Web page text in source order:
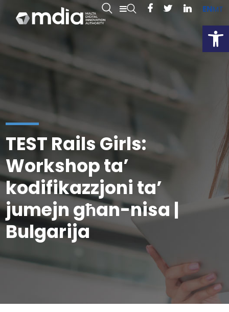
ENMT
TEST Rails Girls:
Workshop ta’
kodifikazzjoni ta’
jumejn għan-nisa |
Bulgarija